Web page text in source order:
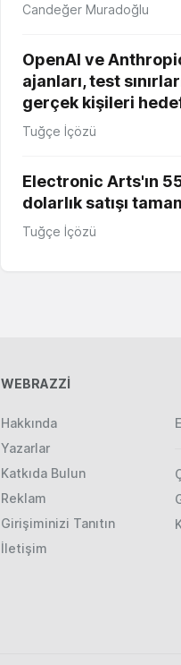
Candeğer Muradoğlu
OpenAI ve
ajanları, test
gerçek kişileri
Tuğçe İçözü
Electronic Arts'ın
dolarlık satışı
Tuğçe İçözü
WEBRAZZİ
Hakkında
Yazarlar
Katkıda Bulun
Reklam
Girişiminizi Tanıtın
İletişim